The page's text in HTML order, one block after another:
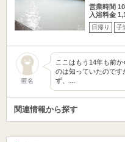
営業時間
入浴料金
日帰り 子
匿名
ここはもう14年も前
のは知っていたので
ず、…
関連情報から探す